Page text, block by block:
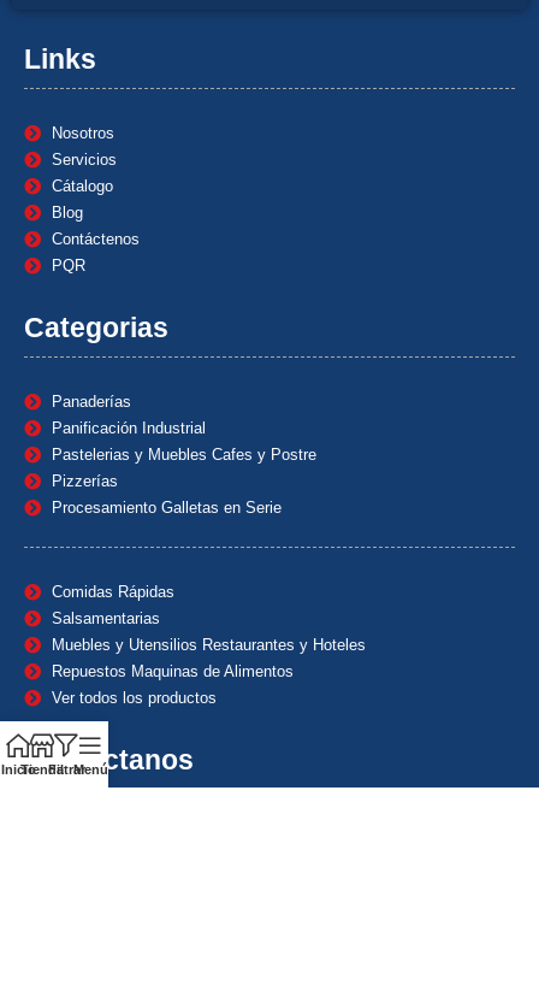
Links
Nosotros
Servicios
Cátalogo
Blog
Contáctenos
PQR
Categorias
Panaderías
Panificación Industrial
Pastelerias y Muebles Cafes y Postre
Pizzerías
Procesamiento Galletas en Serie
Comidas Rápidas
Salsamentarias
Muebles y Utensilios Restaurantes y Hoteles
Repuestos Maquinas de Alimentos
Ver todos los productos
Contáctanos
InicioTiendaFiltrarMenú